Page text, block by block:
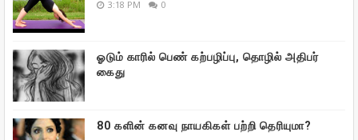
3:18 PM 0
ஓடும் காரில் பெண் கற்பழிப்பு, தொழில் அதிபர்
கைது
80 களின் கனவு நாயகிகள் பற்றி தெரியுமா?